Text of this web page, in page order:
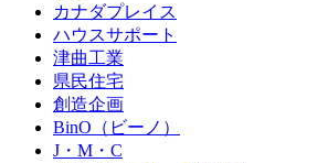
カナダプレイス
ハウスサポート
津曲工業
県民住宅
創造企画
BinO（ビーノ）
J・M・C